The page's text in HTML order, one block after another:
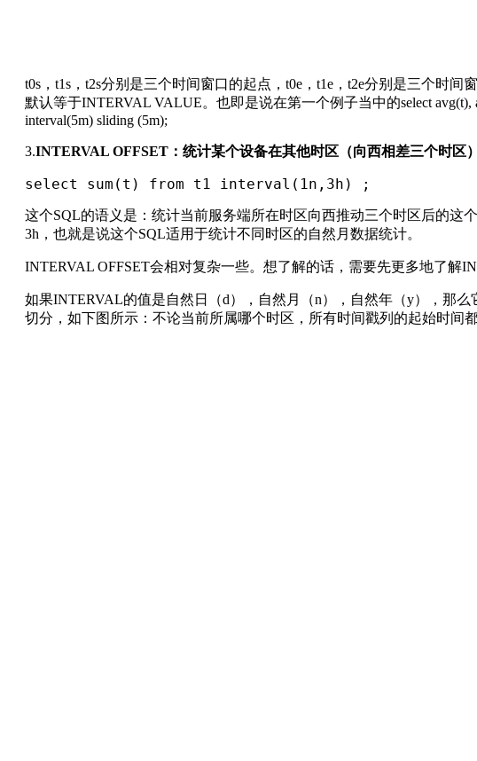
t0s，t1s，t2s分别是三个时间窗口的起点，t0e，t1e，t2e分别是三个时
默认等于INTERVAL VALUE。也即是说在第一个例子当中的select avg(t),
interval(5m) sliding (5m);
3.INTERVAL OFFSET：统计某个设备在其他时区（向西相差三个时区
select sum(t) from t1 interval(1n,3h) ;
这个SQL的语义是：统计当前服务端所在时区向西推动三个时区后的这
3h，也就是说这个SQL适用于统计不同时区的自然月数据统计。
INTERVAL OFFSET会相对复杂一些。想了解的话，需要先更多地了解
如果INTERVAL的值是自然日（d），自然月（n），自然年（y），那
切分，如下图所示：不论当前所属哪个时区，所有时间戳列的起始时间都